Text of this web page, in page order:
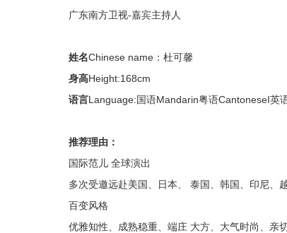
广东南方卫视-嘉宾主持人
姓名Chinese name：杜可馨
身高Height:168cm
语言Language:国语Mandarin粤语CantoneseI英
推荐理由：
国际范儿 全球演出
多次受邀远赴美国、日本、 泰国、韩国、印尼、
百变风格
优雅知性、成熟稳重、端庄 大方、大气时尚、亲切